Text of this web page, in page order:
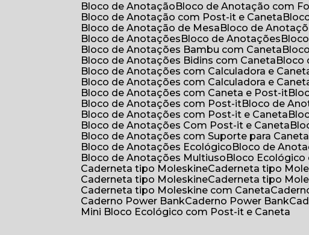
Bloco de Anotação
Bloco de Anotação com
Bloco de Anotação com Post-it e Caneta
Bloco de Anotação de Mesa
Bloco de
Bloco de Anotações
Bloco de Anotações
Bloco de Anotações Bambu com Caneta
Bloco de Anotações Bidins com Caneta
Bloco de Anotações com Calculadora e
Bloco de Anotações com Calculadora e
Bloco de Anotações com Caneta e Post-it
Bloco de Anotações com Post-it
Bloco de
Bloco de Anotações com Post-it e Caneta
Bloco de Anotações Com Post-it e Caneta
Bloco de Anotações com Suporte para Caneta
Bloco de Anotações Ecológico
Bloco de
Bloco de Anotações Multiuso
Bloco
Caderneta tipo Moleskine
Caderneta tipo
Caderneta tipo Moleskine
Caderneta tipo
Caderneta tipo Moleskine com Caneta
Caderno Power Bank
Caderno Power Bank
Mini Bloco Ecológico com Post-it e Caneta